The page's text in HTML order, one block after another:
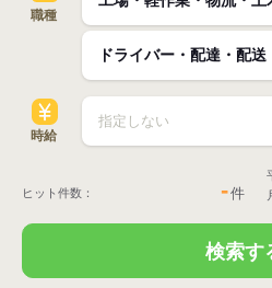
職種
時給
ヒット件数： -件
検索す